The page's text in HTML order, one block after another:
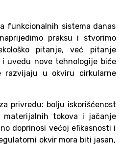
funkcionalnih sistema danas
praksu i stvorimo
pitanje, već pitanje
i uvedu nove tehnologije biće
razvijaju u okviru cirkularne
privredu: bolju iskorišćenost
materijalnih tokova i jačanje
doprinosi većoj efikasnosti i
okvir mora biti jasan,